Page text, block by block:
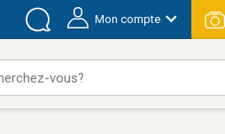
Mon compte
vous?